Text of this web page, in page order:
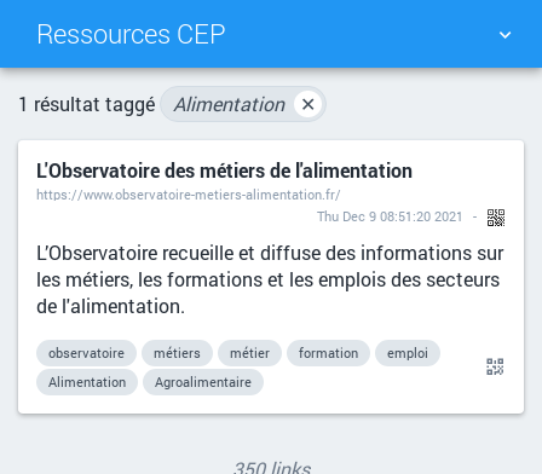
Ressources CEP
NUAGE DE TAGS
QUOTIDIEN RECHERCHER
1 résultat taggé Alimentation ✕
L'Observatoire des métiers de l'alimentation
https://www.observatoire-metiers-alimentation.fr/
Thu Dec 9 08:51:20 2021
L’Observatoire recueille et diffuse des informations sur
les métiers, les formations et les emplois des secteurs
de l'alimentation.
observatoire métiers métier formation
emploi
Alimentation
Agroalimentaire
350 links